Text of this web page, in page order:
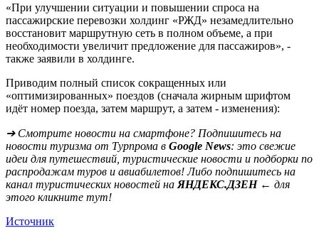
«При улучшении ситуации и повышении спроса на
пассажирские перевозки холдинг «РЖД» незамедлительно
восстановит маршрутную сеть в полном объеме, а при
необходимости увеличит предложение для пассажиров», -
также заявили в холдинге.
Приводим полный список сокращенных или
«оптимизированных» поездов (сначала жирным шрифтом
идёт номер поезда, затем маршрут, а затем - изменения):
➔ Смотрите новости на смартфоне? Подпишитесь на
новости туризма от Турпрома в Google News: это свежие
идеи для путешествий, туристические новости и подборки по
распродажам туров и авиабилетов! Либо подпишитесь на
канал туристических новостей на ЯНДЕКС.ДЗЕН← для
этого кликните тут!
Источник